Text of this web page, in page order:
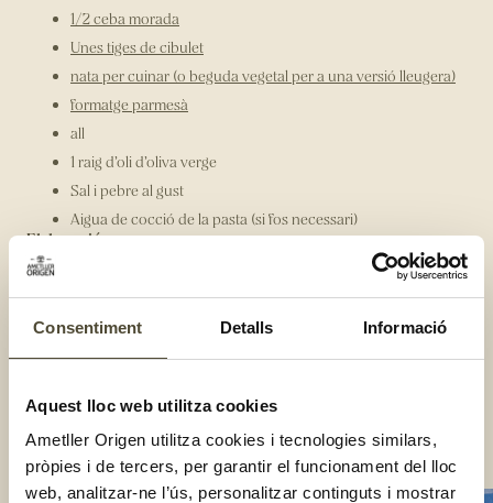
Consentiment Detalls Informació
Aquest lloc web utilitza cookies
Ametller Origen utilitza cookies i tecnologies similars,
pròpies i de tercers, per garantir el funcionament del lloc
web, analitzar-ne l’ús, personalitzar continguts i mostrar
1/2 ceba morada
Unes tiges de cibulet
nata per cuinar (o beguda vegetal per a una versió lleugera)
formatge parmesà
all
1 raig d’oli d’oliva verge
Sal i pebre al gust
Aigua de cocció de la pasta (si fos necessari)
Elaboració:
Posa la teva pasta preferida a bullir i, un cop llesta, reserva-la.
Mentrestant es cou, aprofita per fer la salsa: pica l’all, la ceba,
tot bé. Si la salsa et queda molt espessa, posa-hi un rajolí de
Per acabar, barreja la pasta amb la salsa i serveix-ho amb la
burrata, més festucs picats i unes escames de parmesà.
Compartir: